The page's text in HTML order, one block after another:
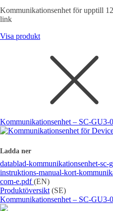
Kommunikationsenhet för upptill
link
Visa produkt
Kommunikationsenhet – SC-GU3-
Ladda ner
datablad-kommunikationsenhet-sc-
instruktions-manual-kort-
com-e.pdf(EN)
Produktöversikt (SE)
Kommunikationsenhet – SC-GU3-